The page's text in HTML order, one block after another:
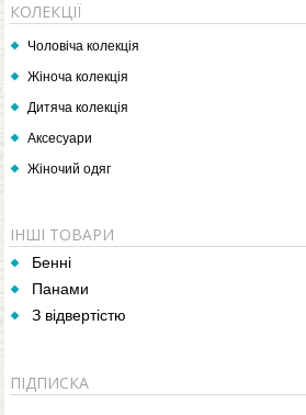
КОЛЕКЦІЇ
Чоловіча колекція
Жіноча колекція
Дитяча колекція
Аксесуари
Жіночий одяг
ІНШІ ТОВАРИ
Бенні
Панами
З відвертістю
ПІДПИСКА